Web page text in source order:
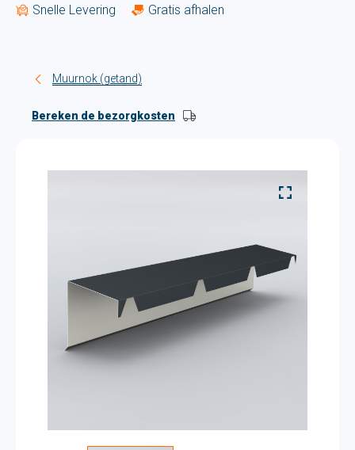
Snelle Levering Gratis afhalen
Muurnok (getand)
Bereken de bezorgkosten